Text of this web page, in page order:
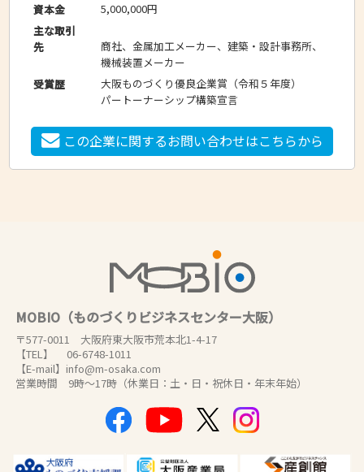
資本金
5,000,000円
主な取引
先
商社、金属加工メーカー、建築・設計事務所、
機械装置メーカー
受賞歴
大阪ものづくり優良企業賞（令和５年度）
パートーナーシップ構築宣言
この企業に関するお問い合わせはこちらから
MOBIO（ものづくりビジネスセンター大阪）
〒577-0011 大阪府東大阪市荒本北1-4-17
【TEL】 06-6748-1011
【E-mail】info@m-osaka.com
営業時間 9時～17時（休業日：土・日・祝休日・年末年始）